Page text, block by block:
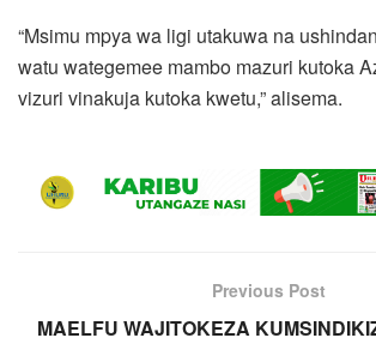
“Msimu mpya wa ligi utakuwa na
watu wategemee mambo mazuri kutoka
vizuri vinakuja kutoka kwetu,” alisema.
Previous Post
MAELFU WAJITOKEZA